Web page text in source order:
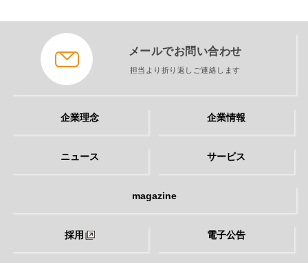
メールでお問い合わせ
担当より折り返しご連絡します
企業理念 企業情報
ニュース サービス
magazine
採用 電子公告